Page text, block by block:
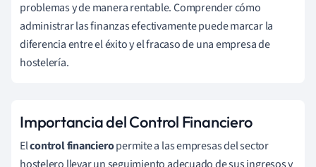
problemas y de manera rentable. Comprender cómo
administrar las finanzas efectivamente puede marcar la
diferencia entre el éxito y el fracaso de una empresa de
hostelería.
Importancia del Control Financiero
Elcontrol financieropermite a las empresas del sector
hostelero llevar un seguimiento adecuado de sus ingresos y